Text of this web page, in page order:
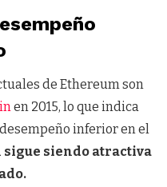
de Ethereum son
en 2015, lo que indica
inferior en el
sigue siendo atractiva